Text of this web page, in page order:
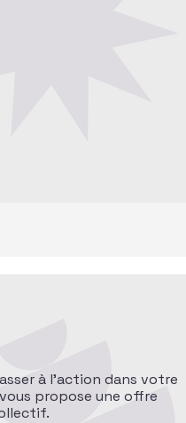
à l’action dans votre
propose une offre